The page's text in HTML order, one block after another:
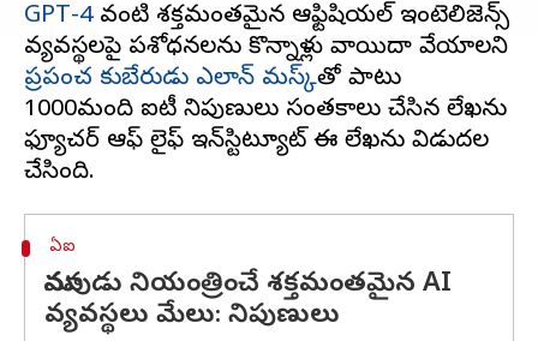
GPT-4వంటి శక్తమంతమైన ఆర్టిఫిషియల్ ఇంటెలిజెన్స్
వ్యవస్థలపై పరిశోధనలను కొన్నాళ్లు వాయిదా వేయాలని
ప్రపంచ కుబేరుడు ఎలాన్ మస్క్‌తో పాటు
1000మంది ఐటీ నిపుణులు సంతకాలు చేసిన లేఖను
ఫ్యూచర్ ఆఫ్ లైఫ్ ఇన్‌స్టిట్యూట్ ఈ లేఖను విడుదల
ఏఐ
మానవుడు నియంత్రించే శక్తమంతమైన AI
వ్యవస్థలు మేలు: నిపుణులు